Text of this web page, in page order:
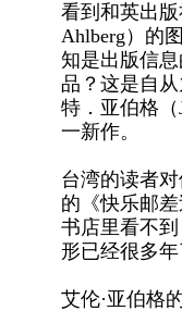
看到和英出
Ahlberg）的
知是出版信
品？这是自
特．亚伯格（
一新作。
台湾的读者
的《快乐邮
书店里看不
形已经很多
艾伦·亚伯格